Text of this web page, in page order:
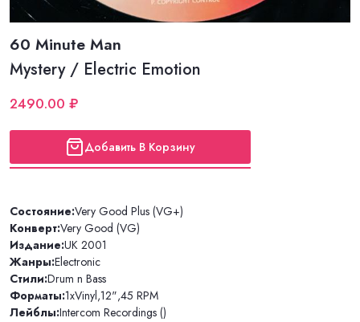
60 Minute Man
Mystery / Electric Emotion
2490.00 ₽
Добавить В Корзину
Состояние:Very Good Plus (VG+)
Конверт:Very Good (VG)
Издание:UK 2001
Жанры:Electronic
Стили:Drum n Bass
Форматы:1xVinyl,12",45 RPM
Лейблы:Intercom Recordings ()